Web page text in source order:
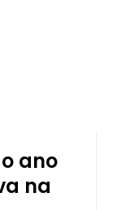
ano
na